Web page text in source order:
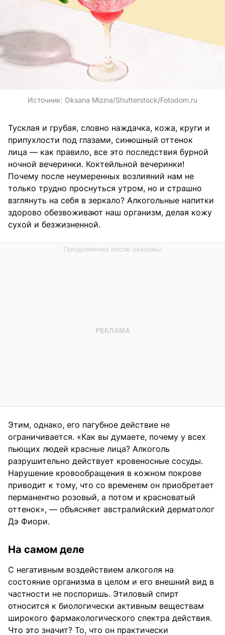
Источник: Oksana Mizina/Shutterstock/Fotodom.ru
Тусклая и грубая, словно наждачка, кожа, круги и
припухлости под глазами, синюшный оттенок
лица — как правило, все это последствия бурной
ночной вечеринки. Коктейльной вечеринки!
Почему после неумеренных возлияний нам не
только трудно проснуться утром, но и страшно
взглянуть на себя в зеркало? Алкогольные напитки
здорово обезвоживают наш организм, делая кожу
сухой и безжизненной.
Этим, однако, его пагубное действие не
ограничивается. «Как вы думаете, почему у всех
пьющих людей красные лица? Алкоголь
разрушительно действует кровеносные сосуды.
Нарушение кровообращения в кожном покрове
приводит к тому, что со временем он приобретает
перманентно розовый, а потом и красноватый
оттенок», — объясняет австралийский дерматолог
Дэ Фиори.
На самом деле
С негативным воздействием алкоголя на
состояние организма в целом и его внешний вид в
частности не поспоришь. Этиловый спирт
относится к биологически активным веществам
широкого фармакологического спектра действия.
Что это значит? То, что он практически